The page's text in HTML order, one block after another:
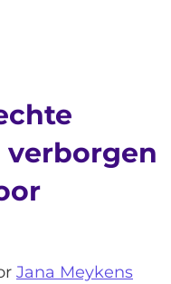
verborgen
Jana Meykens